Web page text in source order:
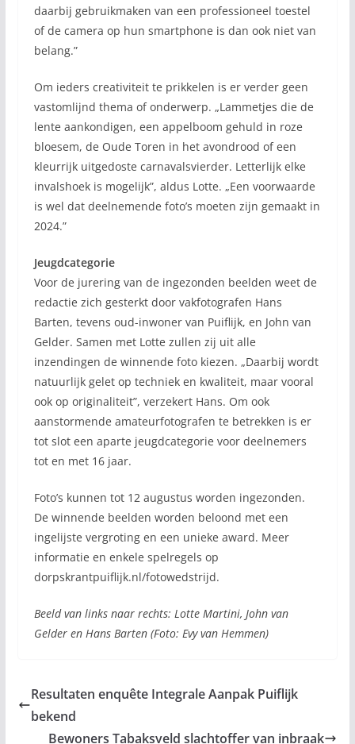
daarbij gebruikmaken van een professioneel toestel
of de camera op hun smartphone is dan ook niet van
belang.”
Om ieders creativiteit te prikkelen is er verder geen
vastomlijnd thema of onderwerp. „Lammetjes die de
lente aankondigen, een appelboom gehuld in roze
bloesem, de Oude Toren in het avondrood of een
kleurrijk uitgedoste carnavalsvierder. Letterlijk elke
invalshoek is mogelijk”, aldus Lotte. „Een voorwaarde
is wel dat deelnemende foto’s moeten zijn gemaakt in
2024.”
Jeugdcategorie
Voor de jurering van de ingezonden beelden weet de
redactie zich gesterkt door vakfotografen Hans
Barten, tevens oud-inwoner van Puiflijk, en John van
Gelder. Samen met Lotte zullen zij uit alle
inzendingen de winnende foto kiezen. „Daarbij wordt
natuurlijk gelet op techniek en kwaliteit, maar vooral
ook op originaliteit”, verzekert Hans. Om ook
aanstormende amateurfotografen te betrekken is er
tot slot een aparte jeugdcategorie voor deelnemers
tot en met 16 jaar.
Foto’s kunnen tot 12 augustus worden ingezonden.
De winnende beelden worden beloond met een
ingelijste vergroting en een unieke award. Meer
informatie en enkele spelregels op
dorpskrantpuiflijk.nl/fotowedstrijd.
Beeld van links naar rechts: Lotte Martini, John van
Gelder en Hans Barten (Foto: Evy van Hemmen)
Resultaten enquête Integrale Aanpak Puiflijk
bekend
Bewoners Tabaksveld slachtoffer van inbraak